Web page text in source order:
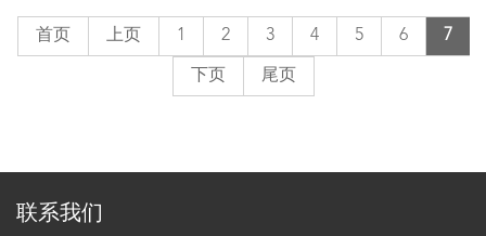
首页 上页 1 2 3 4 5 6 7
下页 尾页
联系我们